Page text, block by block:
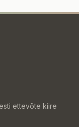
ettevõte kiire